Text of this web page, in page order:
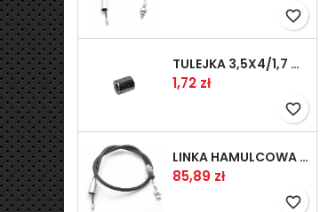
favorite_border
TULEJKA 3,5X4/1,7 GAZÓW -OCYNK
Cena
1,72 zł
favorite_border
LINKA HAMULCOWA PRZYCZEPY KNOTT 1040/830 33921-1.07S
Cena
85,89 zł
favorite_border